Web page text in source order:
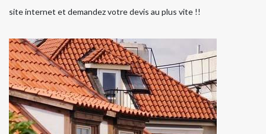
site internet et demandez votre devis au plus vite !!